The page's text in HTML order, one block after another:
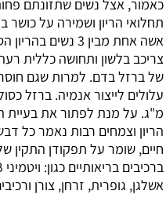
כאמור, אצל נשים שתזונתם
תחלואי הריון ושמירה על כושר
אשה אחת מבין 3
צריכב בלשון ותחושה כללית
מ"ג. על מנת לפתור את בעיית
הריון וצמחים רבות נאמר כל
חיים, שומר על תפקודן התקין
אשלגן, גופרית, זרחן, צורן